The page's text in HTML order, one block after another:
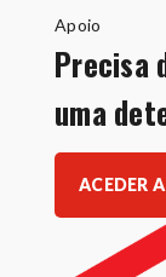
Apoio
Precisa
uma
ACEDER